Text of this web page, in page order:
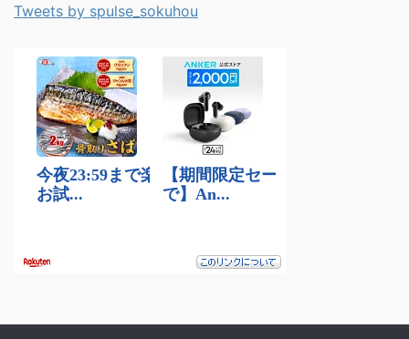
Tweets by spulse_sokuhou